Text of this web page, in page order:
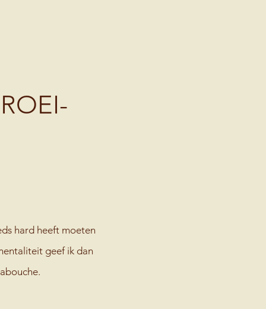
hard heeft moeten
geef ik dan